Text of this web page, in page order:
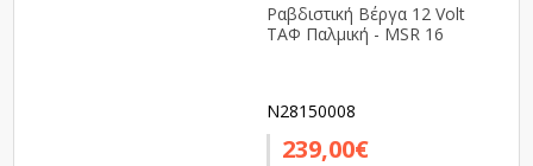
Ραβδιστική Βέργα 12 Volt
ΤΑΦ Παλμική - MSR 16
N28150008
239,00€